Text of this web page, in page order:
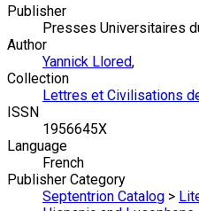
Publisher
Presses Universitaires
Author
Yannick Llored,
Collection
Lettres et Civilisations
ISSN
1956645X
Language
French
Publisher Category
Septentrion Catalog >